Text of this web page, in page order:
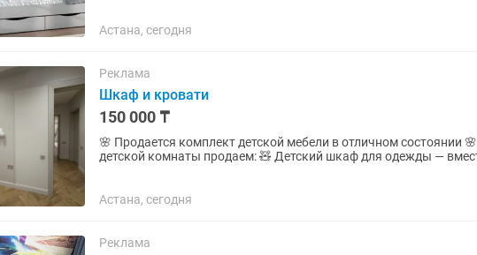
Астана, сегодня
Реклама
Шкаф и кровати
150 000 ₸
🌸 Продается комплект детской мебели в отличном состоянии 🌸 В связи с обновлением
детской комнаты продаем: 🧸 Детский шкаф для одежды — вместительный, удобный, с
Астана, сегодня
Реклама